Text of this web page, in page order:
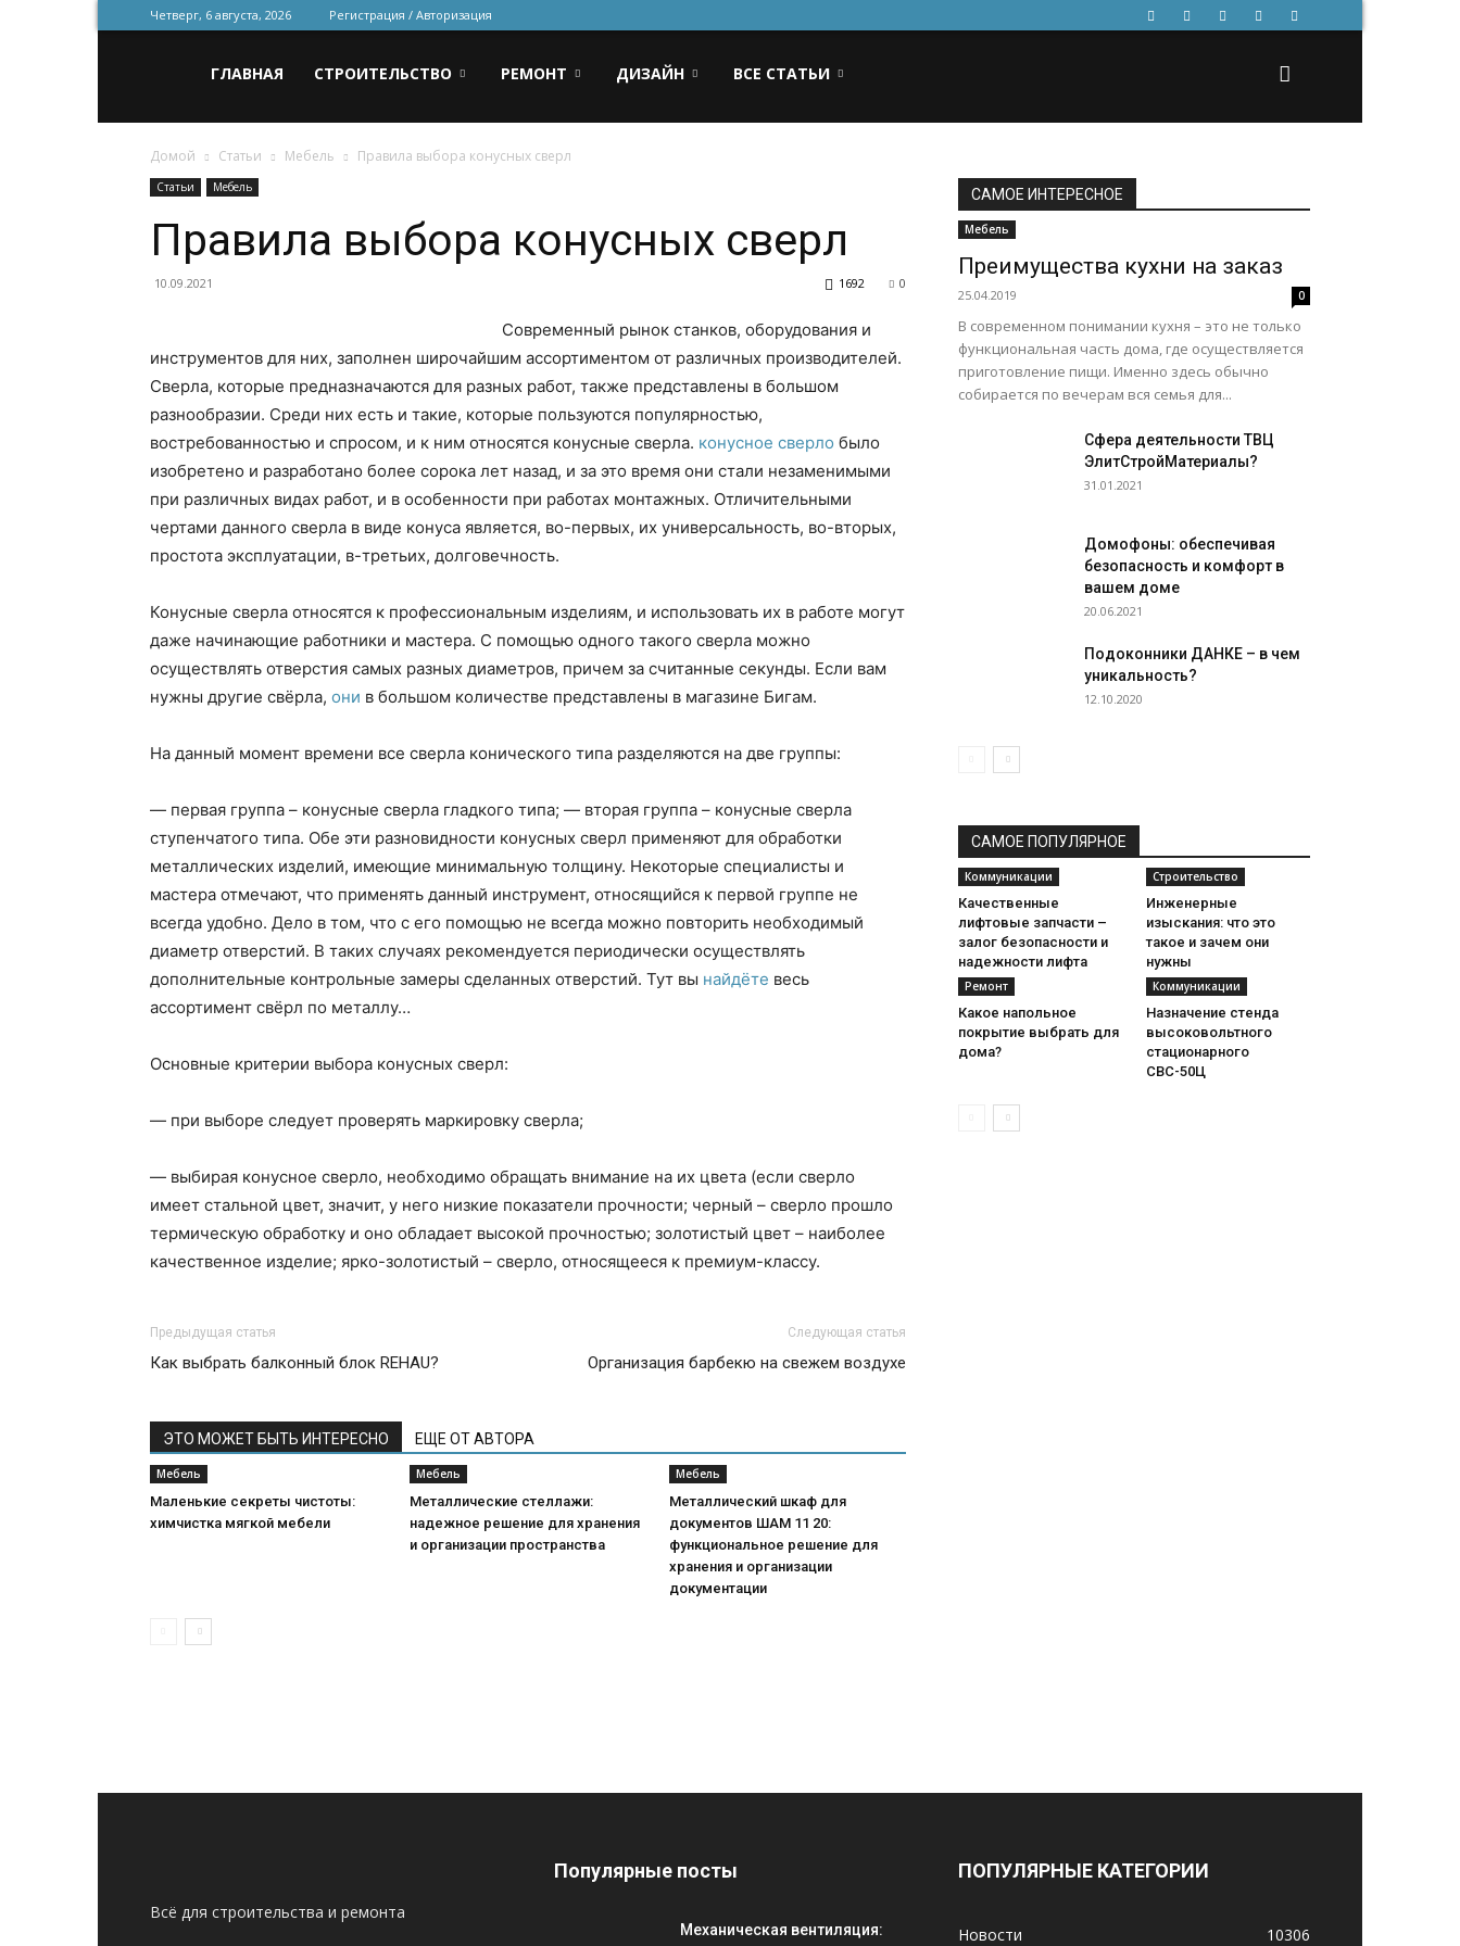
Четверг, 6 августа, 2026 Регистрация / Авторизация
для
строительства
ремонта
ГЛАВНАЯ СТРОИТЕЛЬСТВО РЕМОНТ ДИЗАЙН ВСЕ СТАТЬИ
Домой Статьи Мебель Правила выбора конусных сверл
Статьи Мебель
Правила выбора конусных сверл
10.09.2021 0
1692
Современный рынок станков, оборудования и
инструментов для них, заполнен широчайшим ассортиментом от различных производителей.
Сверла, которые предназначаются для разных работ, также представлены в большом
разнообразии. Среди них есть и такие, которые пользуются популярностью,
востребованностью и спросом, и к ним относятся конусные сверла. конусное сверло было
изобретено и разработано более сорока лет назад, и за это время они стали незаменимыми
при различных видах работ, и в особенности при работах монтажных. Отличительными
чертами данного сверла в виде конуса является, во-первых, их универсальность, во-вторых,
простота эксплуатации, в-третьих, долговечность.
Конусные сверла относятся к профессиональным изделиям, и использовать их в работе могут
даже начинающие работники и мастера. С помощью одного такого сверла можно
осуществлять отверстия самых разных диаметров, причем за считанные секунды. Если вам
нужны другие свёрла, они в большом количестве представлены в магазине Бигам.
На данный момент времени все сверла конического типа разделяются на две группы:
— первая группа – конусные сверла гладкого типа; — вторая группа – конусные сверла
ступенчатого типа. Обе эти разновидности конусных сверл применяют для обработки
металлических изделий, имеющие минимальную толщину. Некоторые специалисты и
мастера отмечают, что применять данный инструмент, относящийся к первой группе не
всегда удобно. Дело в том, что с его помощью не всегда можно повторить необходимый
диаметр отверстий. В таких случаях рекомендуется периодически осуществлять
дополнительные контрольные замеры сделанных отверстий. Тут вы найдёте весь
ассортимент свёрл по металлу…
Основные критерии выбора конусных сверл:
— при выборе следует проверять маркировку сверла;
— выбирая конусное сверло, необходимо обращать внимание на их цвета (если сверло
имеет стальной цвет, значит, у него низкие показатели прочности; черный – сверло прошло
термическую обработку и оно обладает высокой прочностью; золотистый цвет – наиболее
качественное изделие; ярко-золотистый – сверло, относящееся к премиум-классу.
Предыдущая статья
Как выбрать балконный блок REHAU?
Следующая статья
Организация барбекю на свежем воздухе
ЭТО МОЖЕТ БЫТЬ ИНТЕРЕСНО ЕЩЕ ОТ АВТОРА
Мебель
Маленькие секреты чистоты:
химчистка мягкой мебели
Мебель
Металлические стеллажи:
надежное решение для хранения
и организации пространства
Мебель
Металлический шкаф для
документов ШАМ 11 20:
функциональное решение для
хранения и организации
документации
САМОЕ ИНТЕРЕСНОЕ
Мебель
Преимущества кухни на заказ
25.04.2019 0
В современном понимании кухня – это не только
функциональная часть дома, где осуществляется
приготовление пищи. Именно здесь обычно
собирается по вечерам вся семья для...
Сфера деятельности ТВЦ
ЭлитСтройМатериалы?
31.01.2021
Домофоны: обеспечивая
безопасность и комфорт в
вашем доме
20.06.2021
Подоконники ДАНКЕ – в чем
уникальность?
12.10.2020
САМОЕ ПОПУЛЯРНОЕ
Коммуникации
Качественные
лифтовые запчасти –
залог безопасности и
надежности лифта
Строительство
Инженерные
изыскания: что это
такое и зачем они
нужны
Ремонт
Какое напольное
покрытие выбрать для
дома?
Коммуникации
Назначение стенда
высоковольтного
стационарного
СВС-50Ц
Всё для строительства и ремонта
Популярные посты
Механическая вентиляция:
ПОПУЛЯРНЫЕ КАТЕГОРИИ
Новости 10306